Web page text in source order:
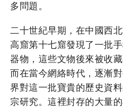
多問題。
二十世紀早期，在中國西
高窟第十七窟發現了一批
器物，這些文物後來被收
而在當今網絡時代，逐漸
界對這一批寶貴的歷史資
宗研究。這裡封存的大量